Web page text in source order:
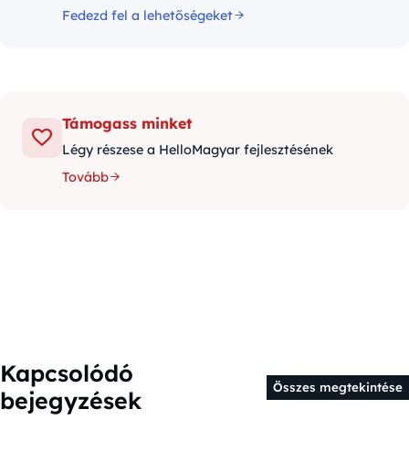
Fedezd fel a lehetőségeket
Támogass minket
Légy részese a HelloMagyar fejlesztésének
Tovább
Kapcsolódó
bejegyzések
Összes megtekintése